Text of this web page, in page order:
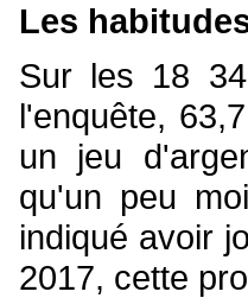
Les
Sur les 18
l'enquête,
un jeu
qu'un peu
indiqué avoir
2017, cette